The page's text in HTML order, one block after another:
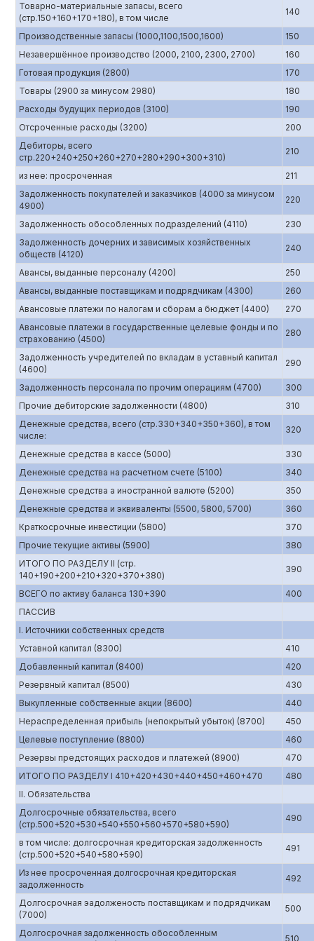
Товарно-материальные запасы, всего
(стр.150+160+170+180), в том числе
140
Производственные запасы (1000,1100,1500,1600)
150
Незавершённое производство (2000, 2100, 2300, 2700)
160
Готовая продукция (2800)
170
Товары (2900 за минусом 2980)
180
Расходы будущих периодов (3100)
190
Отсроченные расходы (3200)
200
Дебиторы, всего
стр.220+240+250+260+270+280+290+300+310)
210
из нее: просроченная
211
Задолженность покупателей и заказчиков (4000 за минусом
4900)
220
Задолженность обособленных подразделений (4110)
230
Задолженность дочерних и зависимых хозяйственных
обществ (4120)
240
Авансы, выданные персоналу (4200)
250
Авансы, выданные поставщикам и подрядчикам (4300)
260
Авансовые платежи по налогам и сборам а бюджет (4400)
270
Авансовые платежи в государственные целевые фонды и по
страхованию (4500)
280
Задолженность учредителей по вкладам в уставный капитал
(4600)
290
Задолженность персонала по прочим операциям (4700)
300
Прочие дебиторские задолженности (4800)
310
Денежные средства, всего (стр.330+340+350+360), в том
числе:
320
Денежные средства в кассе (5000)
330
Денежные средства на расчетном счете (5100)
340
Денежные средства а иностранной валюте (5200)
350
Денежные средства и эквиваленты (5500, 5800, 5700)
360
Краткосрочные инвестиции (5800)
370
Прочие текущие активы (5900)
380
ИТОГО ПО РАЗДЕЛУ II (стр.
140+190+200+210+320+370+380)
390
ВСЕГО по активу баланса 130+390
400
ПАССИВ
I. Источники собственных средств
Уставной капитал (8300)
410
Добавленный капитал (8400)
420
Резервный капитал (8500)
430
Выкупленные собственные акции (8600)
440
Нераспределенная прибыль (непокрытый убыток) (8700)
450
Целевые поступление (8800)
460
Резервы предстоящих расходов и платежей (8900)
470
ИТОГО ПО РАЗДЕЛУ I 410+420+430+440+450+460+470
480
II. Обязательства
Долгосрочные обязательства, всего
(стр.500+520+530+540+550+560+570+580+590)
490
в том числе: долгосрочная кредиторская задолженность
(стр.500+520+540+580+590)
491
Из нее просроченная долгосрочная кредиторская
задолженность
492
Долгосрочная эадолженость поставщикам и подрядчикам
(7000)
500
Долгосрочная задолженность обособленным
510